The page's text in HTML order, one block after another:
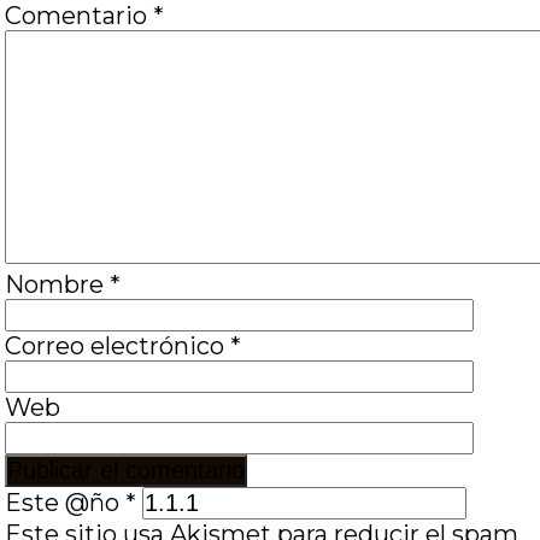
Comentario *
Nombre *
Correo electrónico *
Web
Este @ño *
Este sitio usa Akismet para reducir el spam.